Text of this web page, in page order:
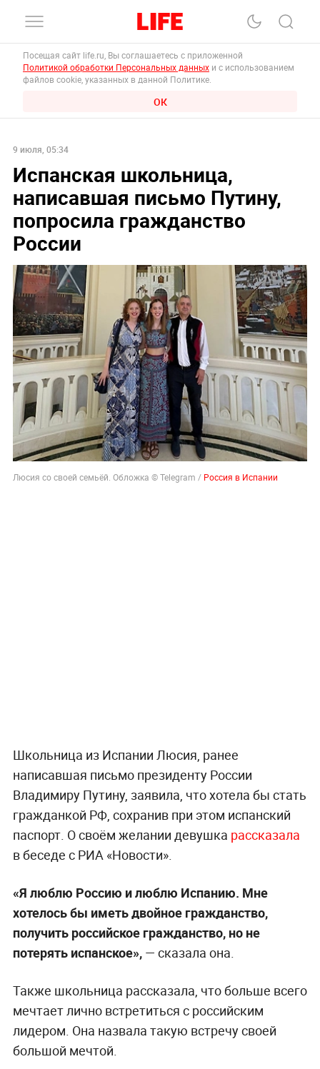
Посещая сайт life.ru, Вы соглашаетесь с приложенной
Политикой обработки Персональных данных и с использованием
файлов cookie, указанных в данной Политике.
ОК
9 июля, 05:34
Испанская школьница,
написавшая письмо Путину,
попросила гражданство
России
Люсия со своей семьёй. Обложка © Telegram / Россия в Испании
Школьница из Испании Люсия, ранее
написавшая письмо президенту России
Владимиру Путину, заявила, что хотела бы стать
гражданкой РФ, сохранив при этом испанский
паспорт. О своём желании девушка рассказала
в беседе с РИА «Новости».
«Я люблю Россию и люблю Испанию. Мне
хотелось бы иметь двойное гражданство,
получить российское гражданство, но не
потерять испанское», — сказала она.
Также школьница рассказала, что больше всего
мечтает лично встретиться с российским
лидером. Она назвала такую встречу своей
большой мечтой.